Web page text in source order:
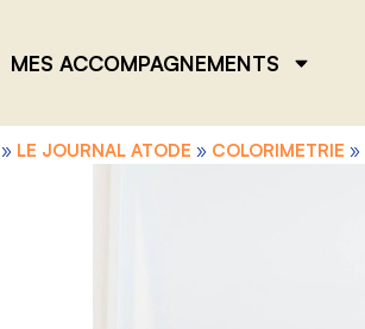
MES ACCOMPAGNEMENTS
» LE JOURNAL ATODE » COLORIMETRIE »